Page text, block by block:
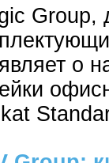
Group,
о